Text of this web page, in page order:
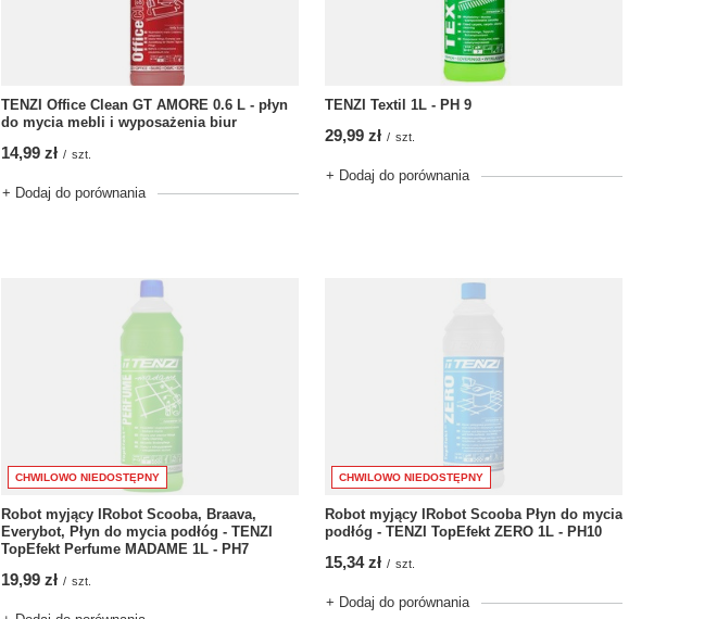
TENZI Office Clean GT AMORE 0.6 L - płyn
do mycia mebli i wyposażenia biur
14,99 zł / szt.
+ Dodaj do porównania
TENZI Textil 1L - PH 9
29,99 zł / szt.
+ Dodaj do porównania
CHWILOWO NIEDOSTĘPNY
Robot myjący IRobot Scooba, Braava,
Everybot, Płyn do mycia podłóg - TENZI
TopEfekt Perfume MADAME 1L - PH7
19,99 zł / szt.
CHWILOWO NIEDOSTĘPNY
Robot myjący IRobot Scooba Płyn do mycia
podłóg - TENZI TopEfekt ZERO 1L - PH10
15,34 zł / szt.
+ Dodaj do porównania